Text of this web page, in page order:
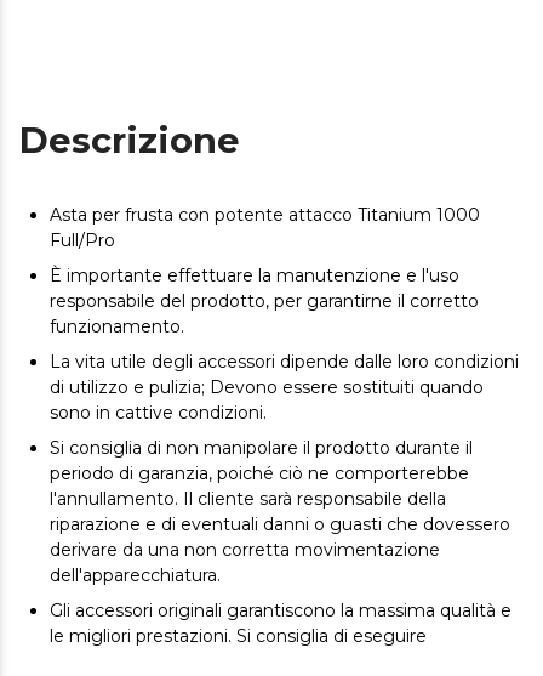
Descrizione
Asta per frusta con potente attacco Titanium 1000
Full/Pro
È importante effettuare la manutenzione e l'uso
responsabile del prodotto, per garantirne il corretto
funzionamento.
La vita utile degli accessori dipende dalle loro condizioni
di utilizzo e pulizia; Devono essere sostituiti quando
sono in cattive condizioni.
Si consiglia di non manipolare il prodotto durante il
periodo di garanzia, poiché ciò ne comporterebbe
l'annullamento. Il cliente sarà responsabile della
riparazione e di eventuali danni o guasti che dovessero
derivare da una non corretta movimentazione
dell'apparecchiatura.
Gli accessori originali garantiscono la massima qualità e
le migliori prestazioni. Si consiglia di eseguire